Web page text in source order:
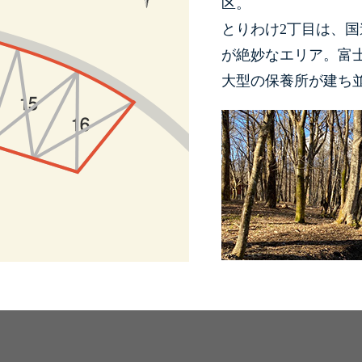
とりわけ2丁目は、
が絶妙なエリア。富
大型の保養所が建ち